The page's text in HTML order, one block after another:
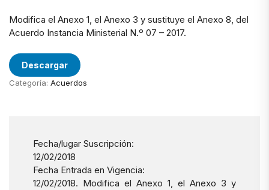
Modifica el Anexo 1, el Anexo 3 y sustituye el Anexo 8, del
Acuerdo Instancia Ministerial N.º 07 – 2017.
Descargar
Categoría: Acuerdos
Fecha/lugar Suscripción:
12/02/2018
Fecha Entrada en Vigencia:
12/02/2018. Modifica el Anexo 1, el Anexo 3 y